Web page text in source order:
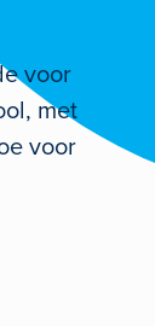
voor
met
voor